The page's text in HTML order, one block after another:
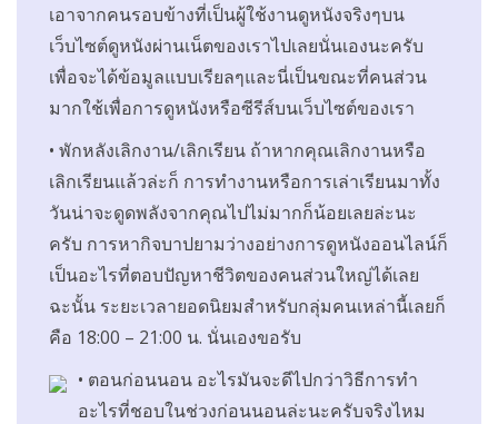
เอาจากคนรอบข้างที่เป็นผู้ใช้งานดูหนังจริงๆบน
เว็บไซต์ดูหนังผ่านเน็ตของเราไปเลยนั่นเองนะครับ
เพื่อจะได้ข้อมูลแบบเรียลๆและนี่เป็นขณะที่คนส่วน
มากใช้เพื่อการดูหนังหรือซีรีส์บนเว็บไซต์ของเรา
• พักหลังเลิกงาน/เลิกเรียน ถ้าหากคุณเลิกงานหรือ
เลิกเรียนแล้วล่ะก็ การทำงานหรือการเล่าเรียนมาทั้ง
วันน่าจะดูดพลังจากคุณไปไม่มากก็น้อยเลยล่ะนะ
ครับ การหากิจบาปยามว่างอย่างการดูหนังออนไลน์ก็
เป็นอะไรที่ตอบปัญหาชีวิตของคนส่วนใหญ่ได้เลย
ฉะนั้น ระยะเวลายอดนิยมสำหรับกลุ่มคนเหล่านี้เลยก็
คือ 18:00 – 21:00 น. นั่นเองขอรับ
• ตอนก่อนนอน อะไรมันจะดีไปกว่าวิธีการทำ
อะไรที่ชอบในช่วงก่อนนอนล่ะนะครับจริงไหม